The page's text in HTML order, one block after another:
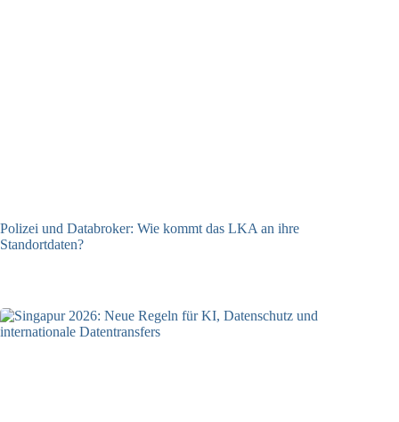
Polizei und Databroker: Wie kommt das LKA an ihre
Standortdaten?